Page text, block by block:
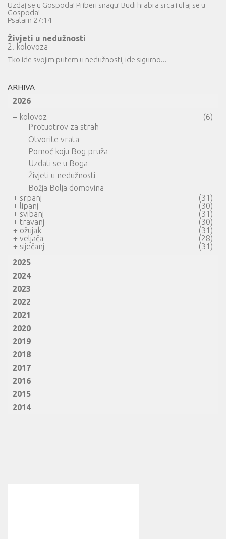
Uzdaj se u Gospoda! Priberi snagu! Budi hrabra srca i ufaj se u
Gospoda!
Psalam 27:14
Živjeti u nedužnosti
2. kolovoza
Tko ide svojim putem u nedužnosti, ide sigurno...
ARHIVA
2026
– kolovoz
(6)
Protuotrov za strah
Otvorite vrata
Pomoć koju Bog pruža
Uzdati se u Boga
Živjeti u nedužnosti
Božja Bolja domovina
+ srpanj
(31)
+ lipanj
(30)
+ svibanj
(31)
+ travanj
(30)
+ ožujak
(31)
+ veljača
(28)
+ siječanj
(31)
2025
2024
2023
2022
2021
2020
2019
2018
2017
2016
2015
2014